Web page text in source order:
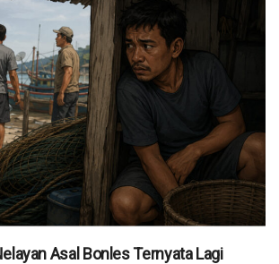
Asal Bonles Ternyata Lagi